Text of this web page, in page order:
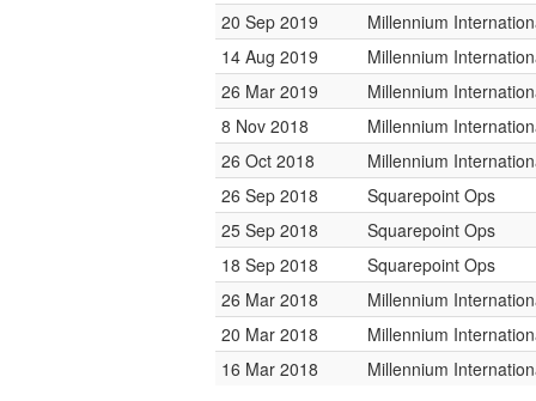
20 Sep 2019
Millennium
14 Aug 2019
Millennium
26 Mar 2019
Millennium
8 Nov 2018
Millennium
26 Oct 2018
Millennium
26 Sep 2018
Squarepoint Ops
25 Sep 2018
Squarepoint Ops
18 Sep 2018
Squarepoint Ops
26 Mar 2018
Millennium
20 Mar 2018
Millennium
16 Mar 2018
Millennium